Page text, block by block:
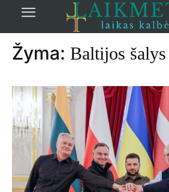
žymos Baltijos šalys
Žyma: Baltijos šalys